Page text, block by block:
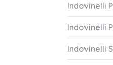
Indovinelli
Indovinelli
Indovinelli